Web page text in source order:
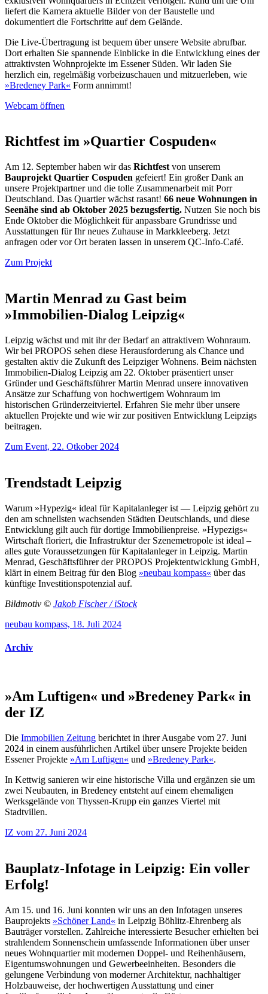
liefert die Kamera aktuelle Bilder von der Baustelle und
dokumentiert die Fortschritte auf dem Gelände.
Die Live-Übertragung ist bequem über unsere Website abrufbar.
Dort erhalten Sie spannende Einblicke in die Entwicklung eines der
attraktivsten Wohnprojekte im Essener Süden. Wir laden Sie
herzlich ein, regelmäßig vorbeizuschauen und mitzuerleben, wie
»Bredeney Park« Form annimmt!
Webcam öffnen
Richtfest im »Quartier Cospuden«
Am 12. September haben wir das Richtfest von unserem
Bauprojekt Quartier Cospuden gefeiert! Ein großer Dank an
unsere Projektpartner und die tolle Zusammenarbeit mit Porr
Deutschland. Das Quartier wächst rasant! 66 neue Wohnungen in
Seenähe sind ab Oktober 2025 bezugsfertig. Nutzen Sie noch bis
Ende Oktober die Möglichkeit für anpassbare Grundrisse und
Ausstattungen für Ihr neues Zuhause in Markkleeberg. Jetzt
anfragen oder vor Ort beraten lassen in unserem QC-Info-Café.
Zum Projekt
Martin Menrad zu Gast beim
»Immobilien-Dialog Leipzig«
Leipzig wächst und mit ihr der Bedarf an attraktivem Wohnraum.
Wir bei PROPOS sehen diese Herausforderung als Chance und
gestalten aktiv die Zukunft des Leipziger Wohnens. Beim nächsten
Immobilien-Dialog Leipzig am 22. Oktober präsentiert unser
Gründer und Geschäftsführer Martin Menrad unsere innovativen
Ansätze zur Schaffung von hochwertigem Wohnraum im
historischen Gründerzeitviertel. Erfahren Sie mehr über unsere
aktuellen Projekte und wie wir zur positiven Entwicklung Leipzigs
beitragen.
Zum Event, 22. Otkober 2024
Trendstadt Leipzig
Warum »Hypezig« ideal für Kapitalanleger ist — Leipzig gehört zu
den am schnellsten wachsenden Städten Deutschlands, und diese
Entwicklung gilt auch für dortige Immobilienpreise. »Hypezigs«
Wirtschaft floriert, die Infrastruktur der Szenemetropole ist ideal –
alles gute Voraussetzungen für Kapitalanleger in Leipzig. Martin
Menrad, Geschäftsführer der PROPOS Projektentwicklung GmbH,
klärt in einem Beitrag für den Blog »neubau kompass« über das
künftige Investitionspotenzial auf.
Bildmotiv © Jakob Fischer / iStock
neubau kompass, 18. Juli 2024
Archiv
»Am Luftigen« und »Bredeney Park« in
der IZ
Die Immobilien Zeitung berichtet in ihrer Ausgabe vom 27. Juni
2024 in einem ausführlichen Artikel über unsere Projekte beiden
Essener Projekte »Am Luftigen« und »Bredeney Park«.
In Kettwig sanieren wir eine historische Villa und ergänzen sie um
zwei Neubauten, in Bredeney entsteht auf einem ehemaligen
Werksgelände von Thyssen-Krupp ein ganzes Viertel mit
Stadtvillen.
IZ vom 27. Juni 2024
Bauplatz-Infotage in Leipzig: Ein voller
Erfolg!
Am 15. und 16. Juni konnten wir uns an den Infotagen unseres
Bauprojekts »Schöner Land« in Leipzig Böhlitz-Ehrenberg als
Bauträger vorstellen. Zahlreiche interessierte Besucher erhielten bei
strahlendem Sonnenschein umfassende Informationen über unser
neues Wohnquartier mit modernen Doppel- und Reihenhäusern,
Eigentumswohnungen und Gewerbeeinheiten. Besonders die
gelungene Verbindung von moderner Architektur, nachhaltiger
Holzbauweise, der hochwertigen Ausstattung und einer